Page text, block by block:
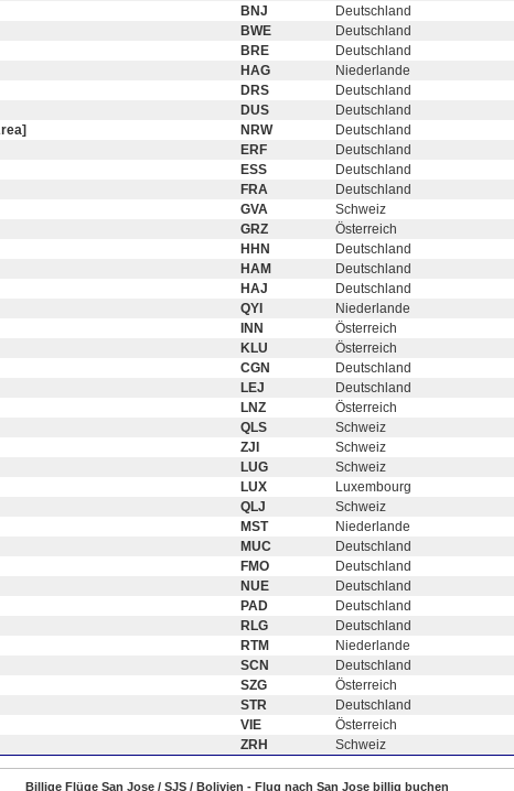
BNJ
Deutschland
BWE
Deutschland
BRE
Deutschland
HAG
Niederlande
DRS
Deutschland
DUS
Deutschland
NRW
Deutschland
ERF
Deutschland
ESS
Deutschland
FRA
Deutschland
GVA
Schweiz
GRZ
Österreich
HHN
Deutschland
HAM
Deutschland
HAJ
Deutschland
QYI
Niederlande
INN
Österreich
KLU
Österreich
CGN
Deutschland
LEJ
Deutschland
LNZ
Österreich
QLS
Schweiz
ZJI
Schweiz
LUG
Schweiz
LUX
Luxembourg
QLJ
Schweiz
MST
Niederlande
MUC
Deutschland
FMO
Deutschland
NUE
Deutschland
PAD
Deutschland
RLG
Deutschland
RTM
Niederlande
SCN
Deutschland
SZG
Österreich
STR
Deutschland
VIE
Österreich
ZRH Schweiz
Billige Flüge San Jose / SJS / Bolivien - Flug nach San Jose billig buchen